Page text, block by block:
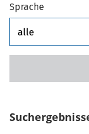
Sprache